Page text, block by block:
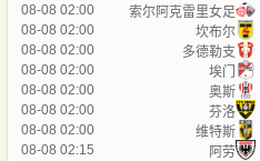
08-08 02:00 索尔阿克雷里女足
08-08 02:00
坎布尔
08-08 02:00
多德勒支
08-08 02:00
埃门
08-08 02:00
奥斯
08-08 02:00
芬洛
08-08 02:00
维特斯
08-08 02:15
阿劳